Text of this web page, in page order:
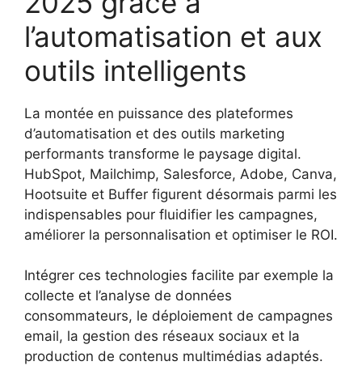
l’automatisation et aux
outils intelligents
La montée en puissance des plateformes
d’automatisation et des outils marketing
performants transforme le paysage digital.
HubSpot, Mailchimp, Salesforce, Adobe, Canva,
Hootsuite et Buffer figurent désormais parmi les
indispensables pour fluidifier les campagnes,
améliorer la personnalisation et optimiser le ROI.
Intégrer ces technologies facilite par exemple la
collecte et l’analyse de données
consommateurs, le déploiement de campagnes
email, la gestion des réseaux sociaux et la
production de contenus multimédias adaptés.